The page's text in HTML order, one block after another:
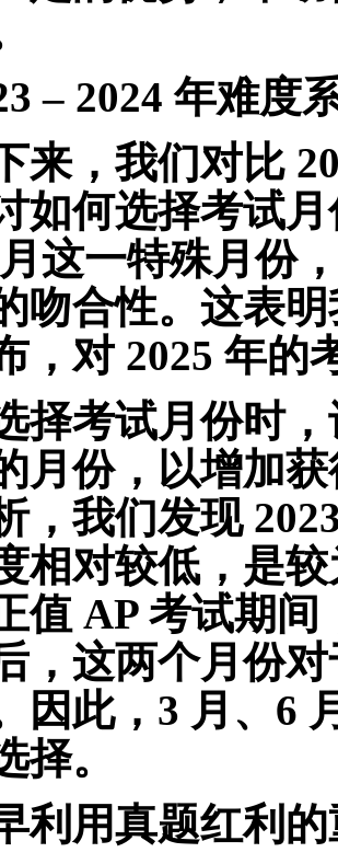
– 2024 年难度
来，我们对比
如何选择考试
这一特殊月份
吻合性。这表
，对 2025 年的
择考试月份时
月份，以增加
，我们发现
相对较低，是
值 AP 考试期
，这两个月份
因此，3 月、6
择。
利用真题红利